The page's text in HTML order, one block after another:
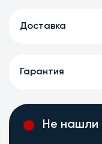
Доставка
Гарантия
Не нашли